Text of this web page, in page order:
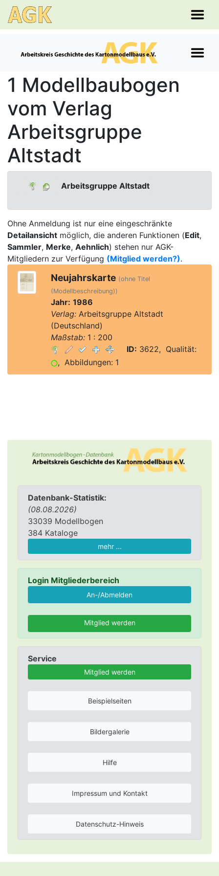
Datenbank-Statistik:
(08.08.2026)
33039 Modellbogen
384 Kataloge
mehr ...
Login Mitgliederbereich
Mitglied werden
Service
Mitglied werden
Beispielseiten
Bildergalerie
Hilfe
Impressum und Kontakt
Datenschutz-Hinweis
1 Modellbaubogen
vom Verlag
Arbeitsgruppe
Altstadt
Arbeitsgruppe Altstadt
Ohne Anmeldung ist nur eine eingeschränkte
Detailansicht möglich, die anderen Funktionen (Edit,
Sammler, Merke, Aehnlich) stehen nur AGK-
Mitgliedern zur Verfügung (Mitglied werden?).
Neujahrskarte (ohne Titel
(Modellbeschreibung))
Jahr: 1986
Verlag:Arbeitsgruppe Altstadt
(Deutschland)
Maßstab:1 : 200
ID: 3622, Qualität:
, Abbildungen: 1